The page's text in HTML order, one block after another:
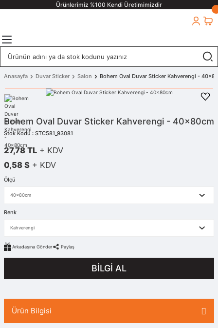
Ürünlerimiz %100 Kendi Üretimimizdir
Anasayfa Duvar Sticker Salon Bohem Oval Duvar Sticker Kahverengi -
Bohem Oval Duvar Sticker Kahverengi - 40x80cm
Stok Kodu : STC581_93081
27,78 TL + KDV
0,58 $ + KDV
Ölçü
Renk
Arkadaşına Gönder Paylaş
BİLGİ AL
Ürün Bilgisi